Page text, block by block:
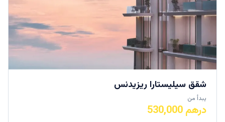
شقق سيليستارا ريزيدنس
يبدأ من
درهم 530,000